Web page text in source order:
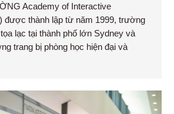
Academy of Interactive
được thành lập từ năm 1999, trường
lạc tại thành phố lớn Sydney và
trang bị phòng học hiện đại và